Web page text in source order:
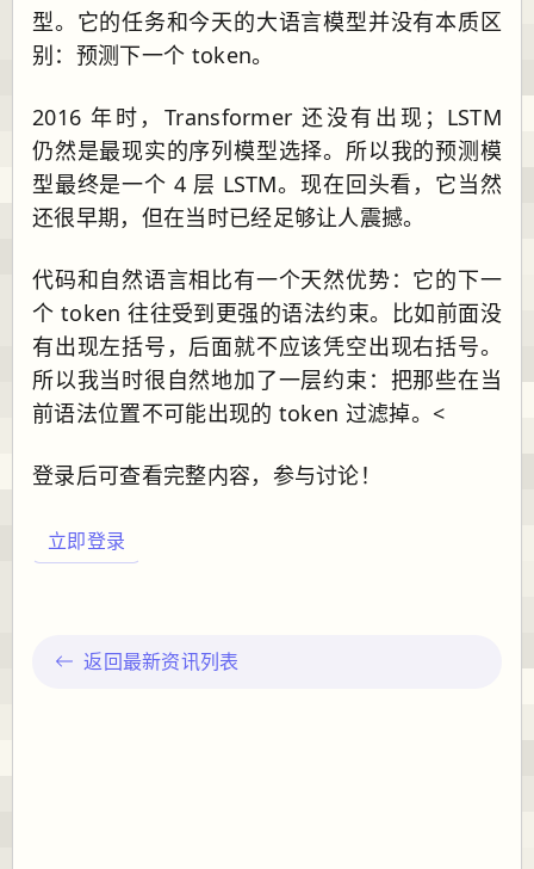
型。它的任务和今天的大语言模型并没有本质区
别：预测下一个 token。
2016 年时，Transformer 还没有出现；LSTM
仍然是最现实的序列模型选择。所以我的预测模
型最终是一个 4 层 LSTM。现在回头看，它当然
还很早期，但在当时已经足够让人震撼。
代码和自然语言相比有一个天然优势：它的下一
个 token 往往受到更强的语法约束。比如前面没
有出现左括号，后面就不应该凭空出现右括号。
所以我当时很自然地加了一层约束：把那些在当
前语法位置不可能出现的 token 过滤掉。<
登录后可查看完整内容，参与讨论！
立即登录
返回最新资讯列表